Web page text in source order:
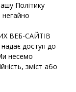
Політику
негайно
ВЕБ-САЙТІВ
доступ до
несемо
зміст або